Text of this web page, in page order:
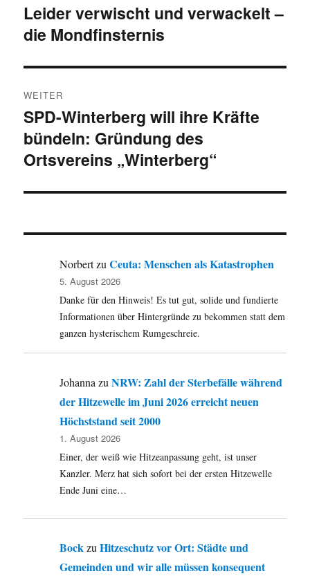
Vorheriger
Beitrag:
Leider verwischt und verwackelt –
die Mondfinsternis
WEITER
Nächster
Beitrag:
SPD-Winterberg will ihre Kräfte
bündeln: Gründung des
Ortsvereins „Winterberg“
NorbertzuCeuta: Menschen als Katastrophen
5. August 2026
Danke für den Hinweis! Es tut gut, solide und fundierte
Informationen über Hintergründe zu bekommen statt dem
ganzen hysterischem Rumgeschreie.
JohannazuNRW: Zahl der Sterbefälle während
der Hitzewelle im Juni 2026 erreicht neuen
Höchststand seit 2000
1. August 2026
Einer, der weiß wie Hitzeanpassung geht, ist unser
Kanzler. Merz hat sich sofort bei der ersten Hitzewelle
Ende Juni eine…
BockzuHitzeschutz vor Ort: Städte und
Gemeinden und wir alle müssen konsequent